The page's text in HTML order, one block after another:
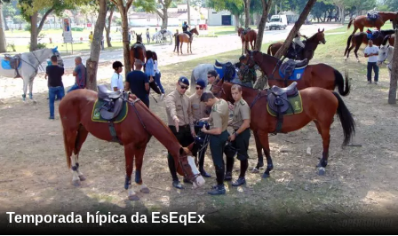
Dia Internacional do Peacekeeper no CCOPAB